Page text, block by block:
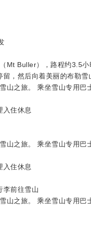
Mt Buller），路程约3.5小
，然后向着美丽的布勒雪
山之旅。 乘坐雪山专用
住休息
山之旅。 乘坐雪山专用
住休息
李前往雪山
山之旅。 乘坐雪山专用